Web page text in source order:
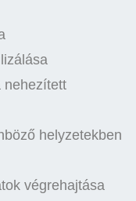
nehezített
helyzetekben
végrehajtása